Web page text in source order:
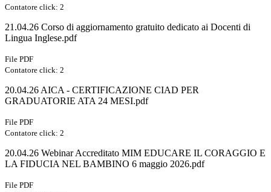
Contatore click: 2
21.04.26 Corso di aggiornamento gratuito dedicato ai Docenti di
Lingua Inglese.pdf
File PDF
Contatore click: 2
20.04.26 AICA - CERTIFICAZIONE CIAD PER
GRADUATORIE ATA 24 MESI.pdf
File PDF
Contatore click: 2
20.04.26 Webinar Accreditato MIM EDUCARE IL CORAGGIO E
LA FIDUCIA NEL BAMBINO 6 maggio 2026.pdf
File PDF